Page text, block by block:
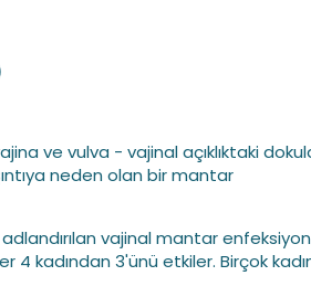
ve vulva - vajinal açıklıktaki
neden olan bir mantar
vajinal mantar
4 kadından 3'ünü etkiler. Birçok